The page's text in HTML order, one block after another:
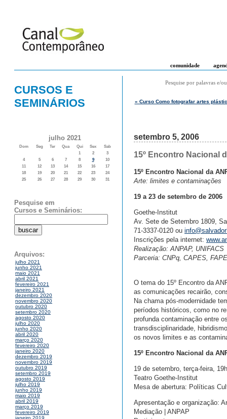
comunidade
CURSOS E
SEMINÁRIOS
julho 2021
Dom Seg Ter Qua Qui Sex
Sab
1
2
3
4
5 6 7 8 9
10
11
12 13 14 15 16
17
18
19 20 21 22 23
24
25
26 27 28 29 30 31
Pesquise em
Cursos e Seminários:
Arquivos:
julho 2021
junho 2021
maio 2021
abril 2021
fevereiro 2021
janeiro 2021
dezembro 2020
novembro 2020
outubro 2020
setembro 2020
agosto 2020
julho 2020
junho 2020
abril 2020
março 2020
fevereiro 2020
janeiro 2020
dezembro 2019
novembro 2019
outubro 2019
setembro 2019
agosto 2019
julho 2019
junho 2019
maio 2019
abril 2019
março 2019
fevereiro 2019
Pesquise por palavras e/
« Curso Como fotografar artes
setembro 5, 2006
15º Encontro Nacional
15º Encontro Nacional da
Arte: limites e contaminações
19 a 23 de setembro de 2006
Goethe-Institut
Av. Sete de Setembro 1809,
71-3337-0120 ou
Inscrições pela internet:
Realização: ANPAP, UNIFACS
Parceria: CNPq, CAPES,
O tema do 15º Encontro da
as comunicações recairão,
Na chama pós-modernidade
períodos históricos, como no
profunda contaminação entre
transdisciplinaridade,
os novos limites e as
15º Encontro Nacional da
19 de setembro, terça-feira,
Teatro Goethe-Institut
Mesa de abertura: Políticas
Apresentação e organização:
Mediação | ANPAP